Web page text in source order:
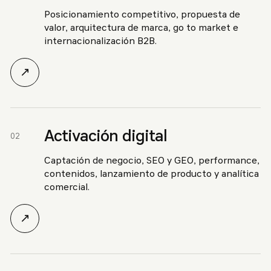
Posicionamiento competitivo, propuesta de
valor, arquitectura de marca, go to market e
internacionalización B2B.
↗
02 Activación digital
Captación de negocio, SEO y GEO, performance,
contenidos, lanzamiento de producto y analítica
comercial.
↗